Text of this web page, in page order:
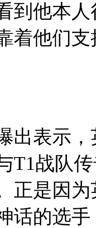
到他本
着他们
出表示
T1战队
正是因
话的选